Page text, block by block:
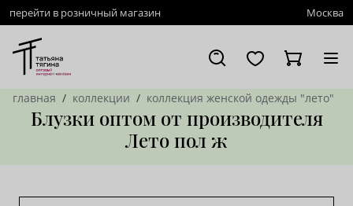
перейти в розничный магазин Москва
главная коллекции коллекция женской одежды "лето"
Блузки оптом от производителя
Лето пол ж